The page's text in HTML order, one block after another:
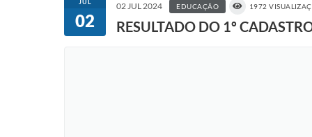
JUL
02
02 JUL 2024 EDUCAÇÃO 1972
RESULTADO DO 1º